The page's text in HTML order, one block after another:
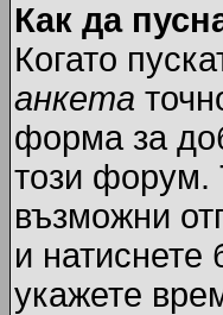
Как да
Когато
анкета
форма за
този форум.
възможни
и натиснете
укажете